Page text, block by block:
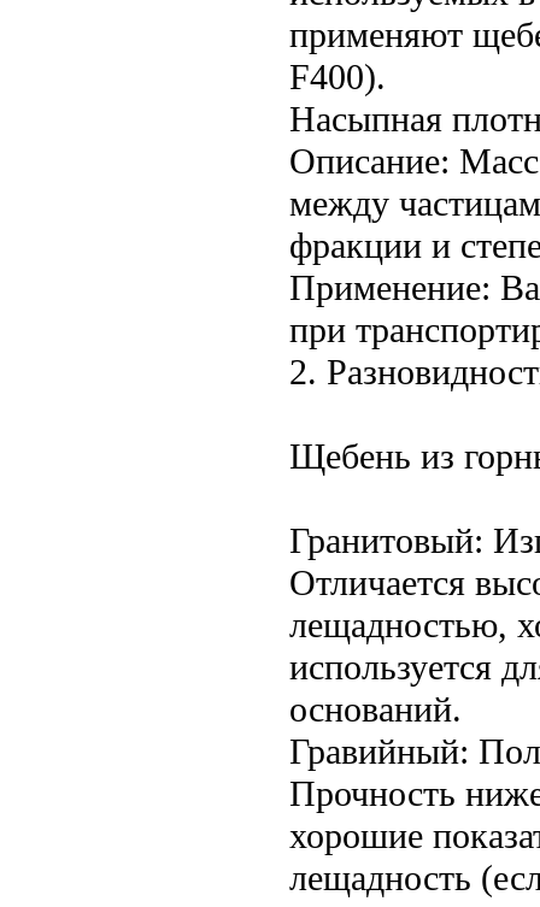
применяют
F400).
Насыпная
Описание:
между
фракции и
Применение:
при
2.
Щебень из
Гранитовый:
Отличается
лещадностью,
используется
оснований.
Гравийный:
Прочность
хорошие
лещадность